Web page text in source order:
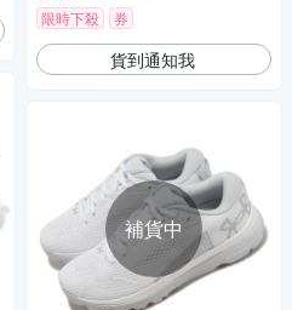
限時下殺
券
貨到通知我
補貨中